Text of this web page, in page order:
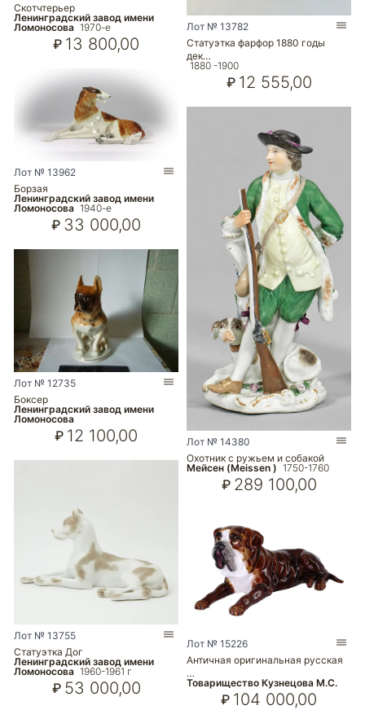
Скотчтерьер
Ленинградский завод имени
Ломоносова 1970-е
₽ 13 800,00
Лот № 13962
Борзая
Ленинградский завод имени
Ломоносова 1940-е
₽ 33 000,00
Лот № 12735
Боксер
Ленинградский завод имени
Ломоносова
₽ 12 100,00
Лот № 13755
Статуэтка Дог
Ленинградский завод имени
Ломоносова 1960-1961 г
₽ 53 000,00
Лот № 13782
Статуэтка фарфор 1880 годы
дек…
1880 -1900
₽ 12 555,00
Лот № 14380
Охотник с ружьем и собакой
Мейсен (Meissen ) 1750-1760
₽ 289 100,00
Лот № 15226
Античная оригинальная русская
…
Товарищество Кузнецова М.С.
₽ 104 000,00